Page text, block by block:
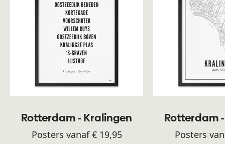
Rotterdam - Kralingen
Posters vanaf € 19,95
Rotterdam
Posters